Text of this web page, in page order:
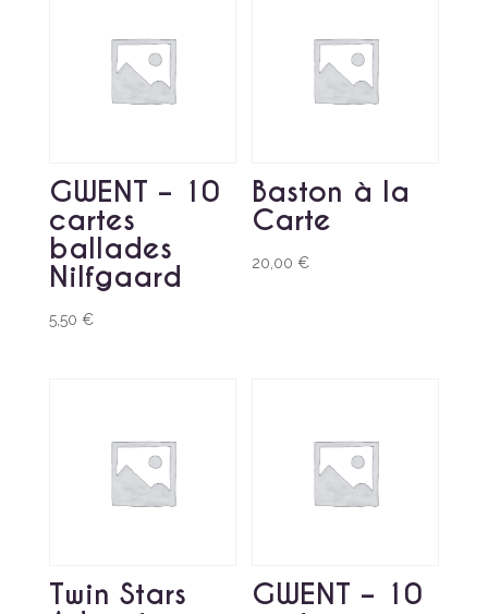
GWENT – 10
cartes
ballades
Nilfgaard
5,50 €
Baston à la
Carte
20,00€
Twin Stars GWENT – 10